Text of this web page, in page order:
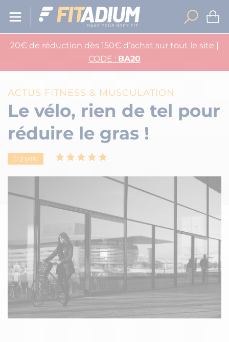
20€ de réduction dès 150€ d’achat sur tout le site |
CODE : BA20
ACTUS FITNESS & MUSCULATION
Le vélo, rien de tel pour
réduire le gras !
2 MIN